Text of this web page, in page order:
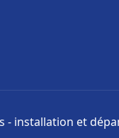
- installation et